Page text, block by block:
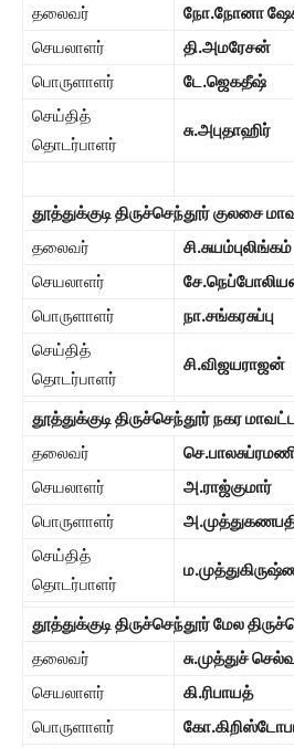
தலைவர்
நோ.நோனா ஷேக்
செயலாளர்
தி.அமரேசன்
பொருளாளர்
டே.ஜெகதீஷ்
செய்தித்
தொடர்பாளர்
சு.அபுதாஹிர்
தூத்துக்குடி திருச்செந்தூர் குலசை
தலைவர்
சி.சுயம்புலிங்கம்
செயலாளர்
பொருளாளர்
நா.சங்கரசுப்பு
செய்தித்
தொடர்பாளர்
சி.விஜயராஜன்
தூத்துக்குடி திருச்செந்தூர் நகர
தலைவர்
செயலாளர்
அ.ராஜ்குமார்
பொருளாளர்
செய்தித்
தொடர்பாளர்
தூத்துக்குடி திருச்செந்தூர் மேல
தலைவர்
சு.முத்துச்
செயலாளர்
கி.ரிபாயத்
பொருளாளர்